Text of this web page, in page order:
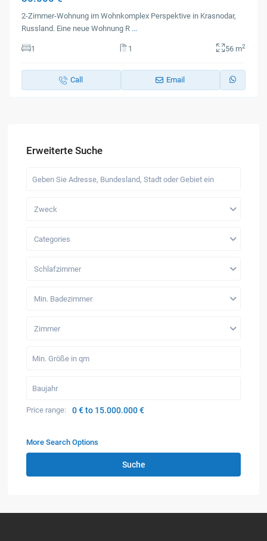
2-Zimmer-Wohnung im Wohnkomplex Perspektive in Krasnodar,
Russland. Eine neue Wohnung R ...
1 1 56 m2
Call Email
Erweiterte Suche
Zweck
Categories
Schlafzimmer
Min. Badezimmer
Zimmer
Price range: 0 € to 15.000.000 €
More Search Options
Suche